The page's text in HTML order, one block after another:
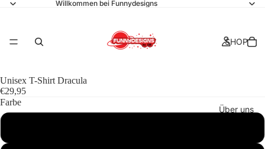
Willkommen bei Funnydesigns
SHOP
Über uns
Unisex T-Shirt Dracula
€29,95
Farbe